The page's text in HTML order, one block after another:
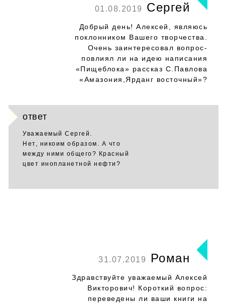
01.08.2019 Сергей
Добрый день! Алексей, являюсь
поклонником Вашего творчества.
Очень заинтересовал вопрос-
повлиял ли на идею написания
«Пищеблока» рассказ С.Павлова
«Амазония,Ярданг восточный»?
ответ
Уважаемый Сергей.
Нет, никоим образом. А что
между ними общего? Красный
цвет инопланетной нефти?
31.07.2019 Роман
Здравствуйте уважаемый Алексей
Викторович! Короткий вопрос:
переведены ли ваши книги на